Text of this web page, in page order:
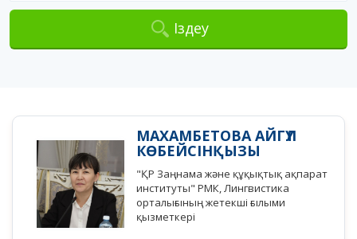
Іздеу
МАХАМБЕТОВА АЙГҮЛ
КӨБЕЙСІНҚЫЗЫ
"ҚР Заңнама және құқықтық ақпарат
институты" РМК, Лингвистика
орталығының жетекші ғылыми
қызметкері